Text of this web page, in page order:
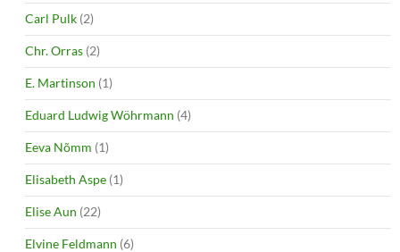
Carl Pulk (2)
Chr. Orras (2)
E. Martinson (1)
Eduard Ludwig Wöhrmann (4)
Eeva Nõmm (1)
Elisabeth Aspe (1)
Elise Aun (22)
Elvine Feldmann (6)